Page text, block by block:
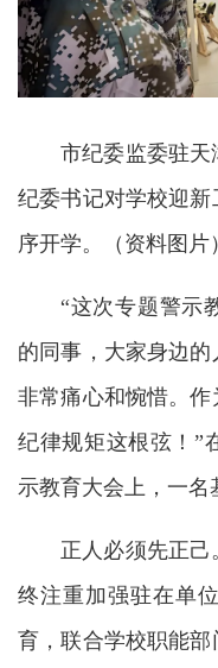
市纪委监委驻
纪委书记对学校迎
序开学。（资料图片）
“这次专题警示
的同事，大家身边
非常痛心和惋惜。
纪律规矩这根弦！”
示教育大会上，一名
正人必须先正
终注重加强驻在单
育，联合学校职能